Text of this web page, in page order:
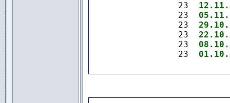
23
23
23
23
23
23